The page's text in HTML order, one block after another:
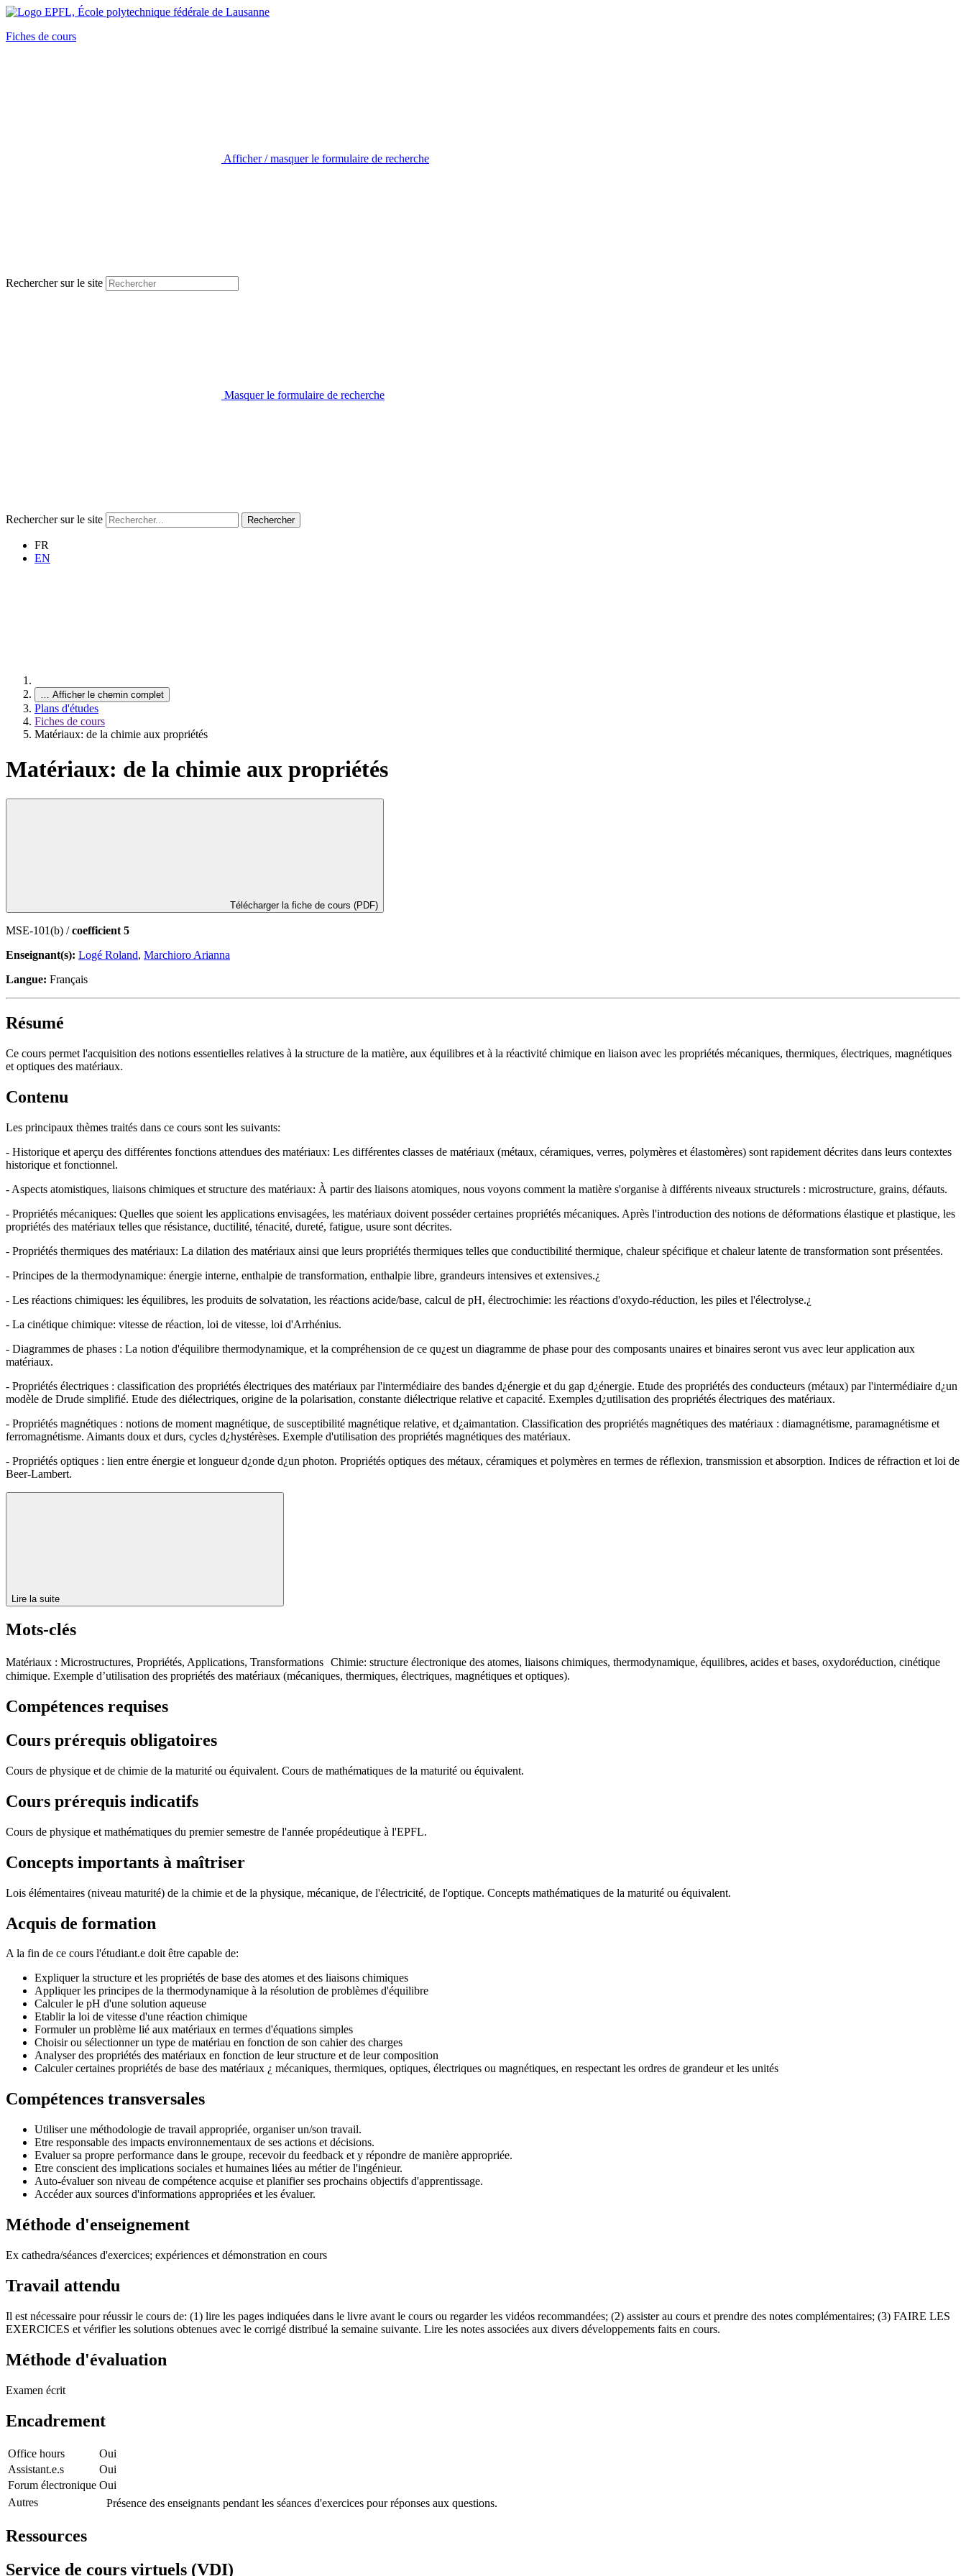
Fiches de cours
Afficher / masquer le formulaire de recherche
Rechercher sur le site
Masquer le formulaire de recherche
Rechercher sur le site Rechercher
FR
EN
… Afficher le chemin complet
Plans d'études
Fiches de cours
Matériaux: de la chimie aux propriétés
Matériaux: de la chimie aux propriétés
Télécharger la fiche de cours (PDF)
MSE-101(b) /coefficient 5
Enseignant(s): Logé Roland, Marchioro Arianna
Langue: Français
Résumé
Ce cours permet l'acquisition des notions essentielles relatives à la structure de la matière, aux équilibres et à la réactivité chimique en liaison avec les propriétés mécaniques, thermiques, électriques, magnétiques
et optiques des matériaux.
Contenu
Les principaux thèmes traités dans ce cours sont les suivants:
- Historique et aperçu des différentes fonctions attendues des matériaux: Les différentes classes de matériaux (métaux, céramiques, verres, polymères et élastomères) sont rapidement décrites dans leurs contextes
historique et fonctionnel.
- Aspects atomistiques, liaisons chimiques et structure des matériaux: À partir des liaisons atomiques, nous voyons comment la matière s'organise à différents niveaux structurels : microstructure, grains, défauts.
- Propriétés mécaniques: Quelles que soient les applications envisagées, les matériaux doivent posséder certaines propriétés mécaniques. Après l'introduction des notions de déformations élastique et plastique, les
propriétés des matériaux telles que résistance, ductilité, ténacité, dureté, fatigue, usure sont décrites.
- Propriétés thermiques des matériaux: La dilation des matériaux ainsi que leurs propriétés thermiques telles que conductibilité thermique, chaleur spécifique et chaleur latente de transformation sont présentées.
- Principes de la thermodynamique: énergie interne, enthalpie de transformation, enthalpie libre, grandeurs intensives et extensives.¿
- Les réactions chimiques: les équilibres, les produits de solvatation, les réactions acide/base, calcul de pH, électrochimie: les réactions d'oxydo-réduction, les piles et l'électrolyse.¿
- La cinétique chimique: vitesse de réaction, loi de vitesse, loi d'Arrhénius.
- Diagrammes de phases : La notion d'équilibre thermodynamique, et la compréhension de ce qu¿est un diagramme de phase pour des composants unaires et binaires seront vus avec leur application aux
matériaux.
- Propriétés électriques : classification des propriétés électriques des matériaux par l'intermédiaire des bandes d¿énergie et du gap d¿énergie. Etude des propriétés des conducteurs (métaux) par l'intermédiaire d¿un
modèle de Drude simplifié. Etude des diélectriques, origine de la polarisation, constante diélectrique relative et capacité. Exemples d¿utilisation des propriétés électriques des matériaux.
- Propriétés magnétiques : notions de moment magnétique, de susceptibilité magnétique relative, et d¿aimantation. Classification des propriétés magnétiques des matériaux : diamagnétisme, paramagnétisme et
ferromagnétisme. Aimants doux et durs, cycles d¿hystérèses. Exemple d'utilisation des propriétés magnétiques des matériaux.
- Propriétés optiques : lien entre énergie et longueur d¿onde d¿un photon. Propriétés optiques des métaux, céramiques et polymères en termes de réflexion, transmission et absorption. Indices de réfraction et loi de
Beer-Lambert.
Lire la suite
Mots-clés
Matériaux : Microstructures, Propriétés, Applications, Transformations Chimie: structure électronique des atomes, liaisons chimiques, thermodynamique, équilibres, acides et bases, oxydoréduction, cinétique
chimique. Exemple d’utilisation des propriétés des matériaux (mécaniques, thermiques, électriques, magnétiques et optiques).
Compétences requises
Cours prérequis obligatoires
Cours de physique et de chimie de la maturité ou équivalent. Cours de mathématiques de la maturité ou équivalent.
Cours prérequis indicatifs
Cours de physique et mathématiques du premier semestre de l'année propédeutique à l'EPFL.
Concepts importants à maîtriser
Lois élémentaires (niveau maturité) de la chimie et de la physique, mécanique, de l'électricité, de l'optique. Concepts mathématiques de la maturité ou équivalent.
Acquis de formation
A la fin de ce cours l'étudiant.e doit être capable de:
Expliquer la structure et les propriétés de base des atomes et des liaisons chimiques
Appliquer les principes de la thermodynamique à la résolution de problèmes d'équilibre
Calculer le pH d'une solution aqueuse
Etablir la loi de vitesse d'une réaction chimique
Formuler un problème lié aux matériaux en termes d'équations simples
Choisir ou sélectionner un type de matériau en fonction de son cahier des charges
Analyser des propriétés des matériaux en fonction de leur structure et de leur composition
Calculer certaines propriétés de base des matériaux ¿ mécaniques, thermiques, optiques, électriques ou magnétiques, en respectant les ordres de grandeur et les unités
Compétences transversales
Utiliser une méthodologie de travail appropriée, organiser un/son travail.
Etre responsable des impacts environnementaux de ses actions et décisions.
Evaluer sa propre performance dans le groupe, recevoir du feedback et y répondre de manière appropriée.
Etre conscient des implications sociales et humaines liées au métier de l'ingénieur.
Auto-évaluer son niveau de compétence acquise et planifier ses prochains objectifs d'apprentissage.
Accéder aux sources d'informations appropriées et les évaluer.
Méthode d'enseignement
Ex cathedra/séances d'exercices; expériences et démonstration en cours
Travail attendu
Il est nécessaire pour réussir le cours de: (1) lire les pages indiquées dans le livre avant le cours ou regarder les vidéos recommandées; (2) assister au cours et prendre des notes complémentaires; (3) FAIRE LES
EXERCICES et vérifier les solutions obtenues avec le corrigé distribué la semaine suivante. Lire les notes associées aux divers développements faits en cours.
Méthode d'évaluation
Examen écrit
Encadrement
Office hours
Oui
Assistant.e.s
Oui
Forum électronique Oui
Autres
Présence des enseignants pendant les séances d'exercices pour réponses aux questions.
Ressources
Service de cours virtuels (VDI)